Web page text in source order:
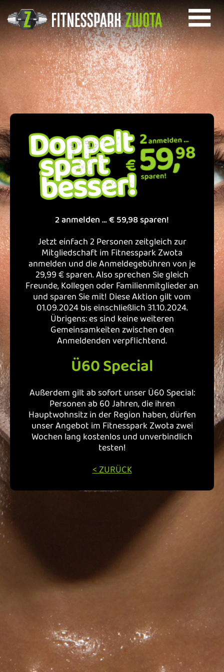
STARTSEITE
STUDIO
GALERIE
KINDERSPIELRAUM
MITGLIEDSCHAFT/PREISE
ÖFFNUNGSZEITEN
KONTAKT
IMPRESSUM
AGB
DATENSCHUTZ
2 anmelden … € 59,98 sparen!
Jetzt einfach 2 Personen zeitgleich zur
Mitgliedschaft im Fitnesspark Zwota
anmelden und die Anmeldegebühren von je
29,99 € sparen. Also sprechen Sie gleich
Freunde, Kollegen oder Familienmitglieder an
und sparen Sie mit! Diese Aktion gilt vom
01.09.2024 bis einschließlich 31.10.2024.
Übrigens: es sind keine weiteren
Gemeinsamkeiten zwischen den
Anmeldenden verpflichtend.
Ü60 Special
Außerdem gilt ab sofort unser Ü60 Special:
Personen ab 60 Jahren, die ihren
Hauptwohnsitz in der Region haben, dürfen
unser Angebot im Fitnesspark Zwota zwei
Wochen lang kostenlos und unverbindlich
testen!
< ZURÜCK